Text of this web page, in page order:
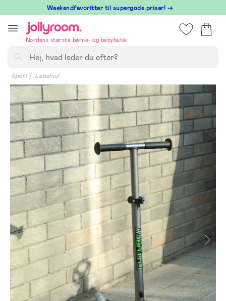
till
innehållet
⁠ Weekendfavoritter til supergode priser! →
Nordens største børne- og babybutik
Sport Løbehjul